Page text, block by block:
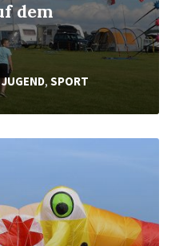
dem
, SPORT